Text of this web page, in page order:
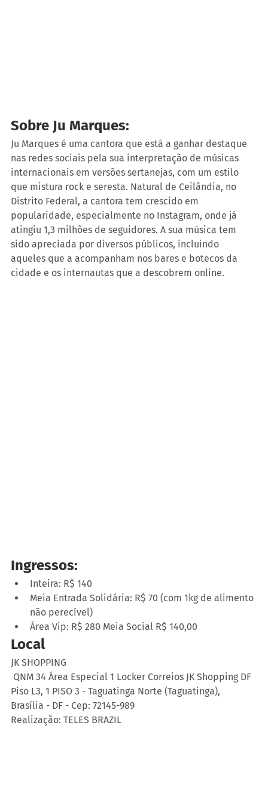
Sobre Ju Marques:
Ju Marques é uma cantora que está a ganhar destaque
nas redes sociais pela sua interpretação de músicas
internacionais em versões sertanejas, com um estilo
que mistura rock e seresta. Natural de Ceilândia, no
Distrito Federal, a cantora tem crescido em
popularidade, especialmente no Instagram, onde já
atingiu 1,3 milhões de seguidores. A sua música tem
sido apreciada por diversos públicos, incluindo
aqueles que a acompanham nos bares e botecos da
cidade e os internautas que a descobrem online.
Ingressos:
Inteira: R$ 140
Meia Entrada Solidária: R$ 70 (com 1kg de alimento
não perecível)
Área Vip: R$ 280 Meia Social R$ 140,00
Local
JK SHOPPING
Piso L3, 1 PISO 3 - Taguatinga Norte (Taguatinga),
Brasília - DF - Cep: 72145-989
Realização: TELES BRAZIL